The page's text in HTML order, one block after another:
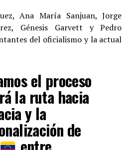
Ana María Sanjuan, Jorge
Génesis Garvett y Pedro
del oficialismo y la actual
el proceso
la ruta hacia
y la
de